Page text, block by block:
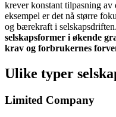
krever konstant tilpasning
eksempel er det nå større
og bærekraft i selskapsdriften.
selskapsformer i økende
krav og forbrukernes
Ulike typer
Limited Company